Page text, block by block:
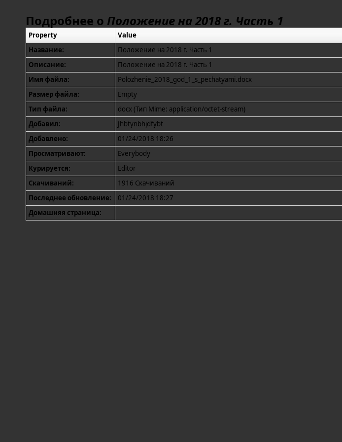
Подробнее о Положение на 2018 г. Часть 1
Property
Value
Название:
Положение на 2018 г. Часть 1
Описание:
Положение на 2018 г. Часть 1
Имя файла:
Polozhenie_2018_god_1_s_pechatyami.docx
Размер файла:
Empty
Тип файла:
docx (Тип Mime: application/octet-stream)
Добавил:
Jhbtynbhjdfybt
Добавлено:
01/24/2018 18:26
Просматривают:
Everybody
Курируется:
Editor
Скачиваний:
1916 Скачиваний
Последнее обновление:
01/24/2018 18:27
Домашняя страница: